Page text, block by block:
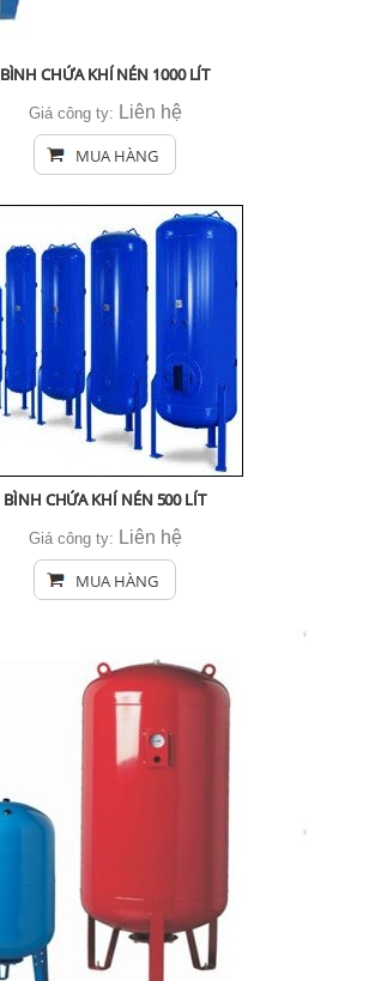
BÌNH CHỨA KHÍ NÉN 1000 LÍT
Giá công ty: Liên hệ
MUA HÀNG
BÌNH CHỨA KHÍ NÉN 500 LÍT
Giá công ty: Liên hệ
MUA HÀNG